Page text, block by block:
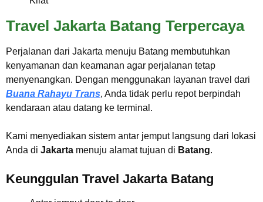
Travel Jakarta Batang Terpercaya
Perjalanan dari Jakarta menuju Batang membutuhkan
kenyamanan dan keamanan agar perjalanan tetap
menyenangkan. Dengan menggunakan layanan travel dari
Buana Rahayu Trans, Anda tidak perlu repot berpindah
kendaraan atau datang ke terminal.
Kami menyediakan sistem antar jemput langsung dari lokasi
Anda di Jakarta menuju alamat tujuan di Batang.
Keunggulan Travel Jakarta Batang